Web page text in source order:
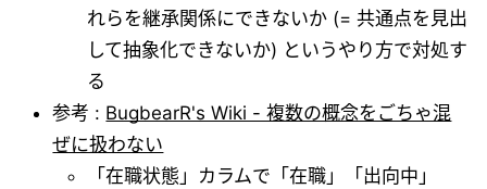
れらを継承関係にできないか (= 共通点を見出
して抽象化できないか) というやり方で対処す
る
参考 : BugbearR's Wiki - 複数の概念をごちゃ混
ぜに扱わない
「在職状態」カラムで「在職」「出向中」